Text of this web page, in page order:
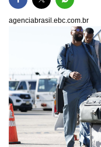
agenciabrasil.ebc.com.br